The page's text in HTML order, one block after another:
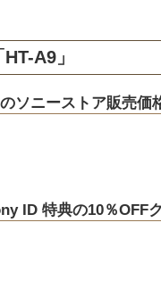
A9」
ソニーストア販売価
ID 特典の10％OFF